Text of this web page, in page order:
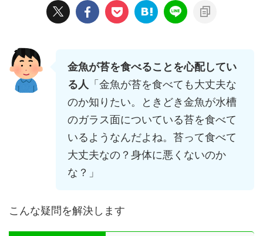
金魚が苔を食べることを心配してい
る人 「金魚が苔を食べても大丈夫な
のか知りたい。ときどき金魚が水槽
のガラス面についている苔を食べて
いるようなんだよね。苔って食べて
大丈夫なの？身体に悪くないのか
な？」
こんな疑問を解決します